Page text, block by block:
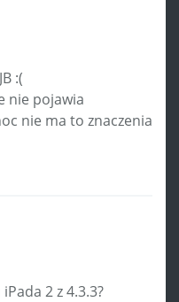
:(
nie pojawia
nie ma to znaczenia
2 z 4.3.3?